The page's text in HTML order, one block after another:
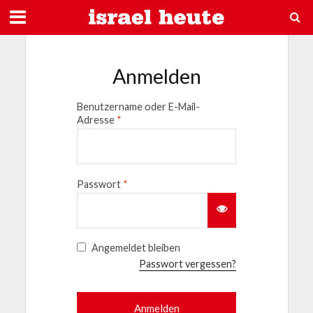
Anmelden
Benutzername oder E-Mail-
Adresse *
Passwort *
Angemeldet bleiben
Passwort vergessen?
Anmelden